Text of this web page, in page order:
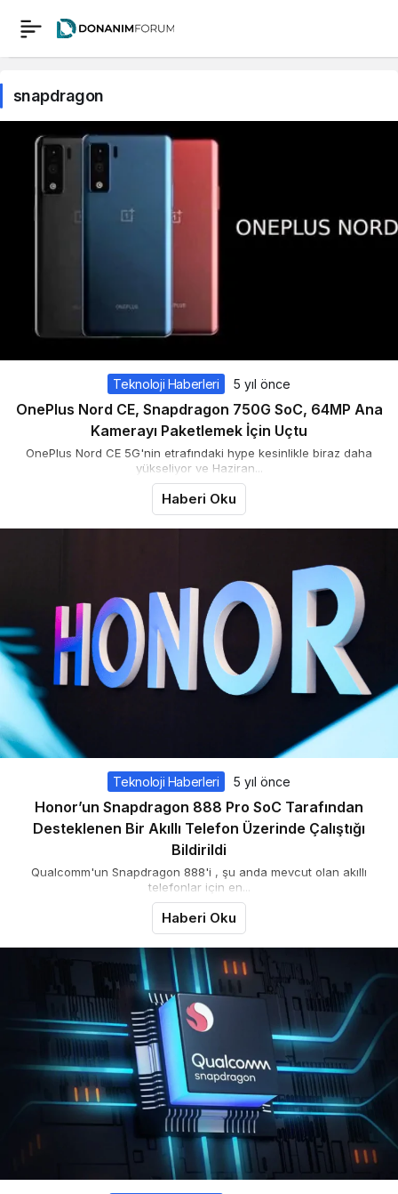
snapdragon
Teknoloji Haberleri 5 yıl önce
OnePlus Nord CE, Snapdragon 750G SoC, 64MP Ana
Kamerayı Paketlemek İçin Uçtu
OnePlus Nord CE 5G'nin etrafındaki hype kesinlikle biraz daha
yükseliyor ve Haziran...
Haberi Oku
Teknoloji Haberleri 5 yıl önce
Honor’un Snapdragon 888 Pro SoC Tarafından
Desteklenen Bir Akıllı Telefon Üzerinde Çalıştığı
Bildirildi
Qualcomm'un Snapdragon 888'i , şu anda mevcut olan akıllı
telefonlar için en...
Haberi Oku